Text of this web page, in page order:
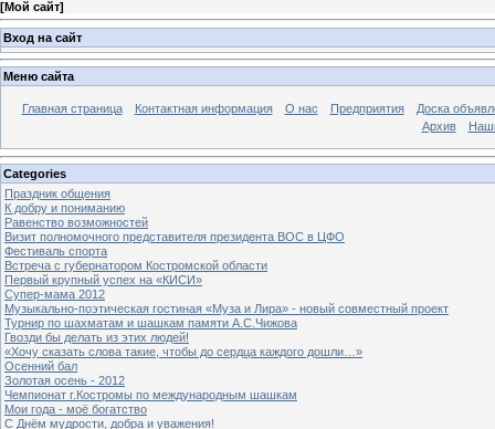
[Мой сайт]
Вход на сайт
Меню сайта
Главная страница Контактная информация О нас Предприятия
Доска
Архив
Categories
Праздник общения
К добру и пониманию
Равенство возможностей
Визит полномочного представителя президента ВОС в ЦФО
Фестиваль спорта
Встреча с губернатором Костромской области
Первый крупный успех на «КИСИ»
Супер-мама 2012
Музыкально-поэтическая гостиная «Муза и Лира» - новый совместный проект
Турнир по шахматам и шашкам памяти А.С.Чижова
Гвозди бы делать из этих людей!
«Хочу сказать слова такие, чтобы до сердца каждого дошли…»
Осенний бал
Золотая осень - 2012
Чемпионат г.Костромы по международным шашкам
Мои года - моё богатство
С Днём мудрости, добра и уважения!